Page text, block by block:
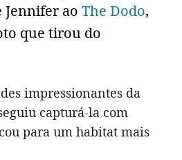
Jennifer ao The Dodo,
que tirou do
impressionantes da
capturá-la com
para um habitat mais